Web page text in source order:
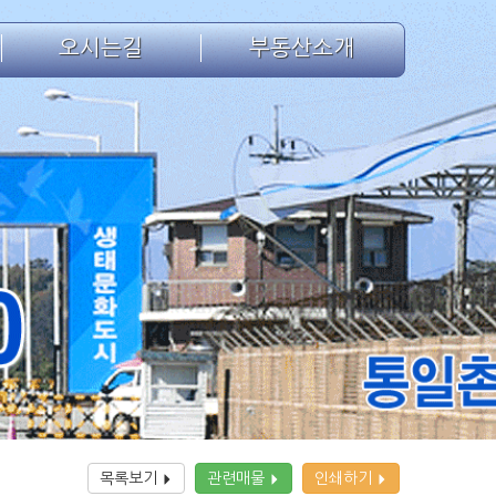
오시는길 부동산소개
목록보기 관련매물 인쇄하기